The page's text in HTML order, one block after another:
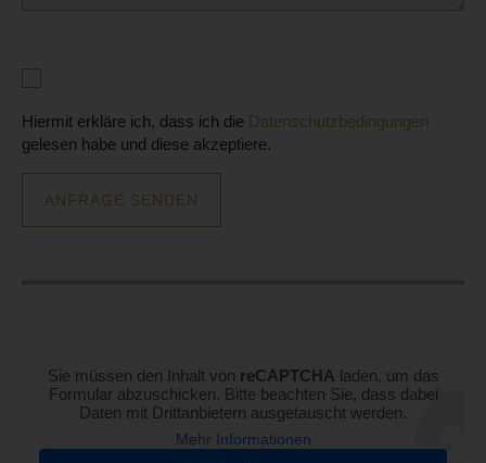
Hiermit erkläre ich, dass ich die Datenschutzbedingungen
gelesen habe und diese akzeptiere.
Sie müssen den Inhalt von reCAPTCHA laden, um das
Formular abzuschicken. Bitte beachten Sie, dass dabei
Daten mit Drittanbietern ausgetauscht werden.
Mehr Informationen